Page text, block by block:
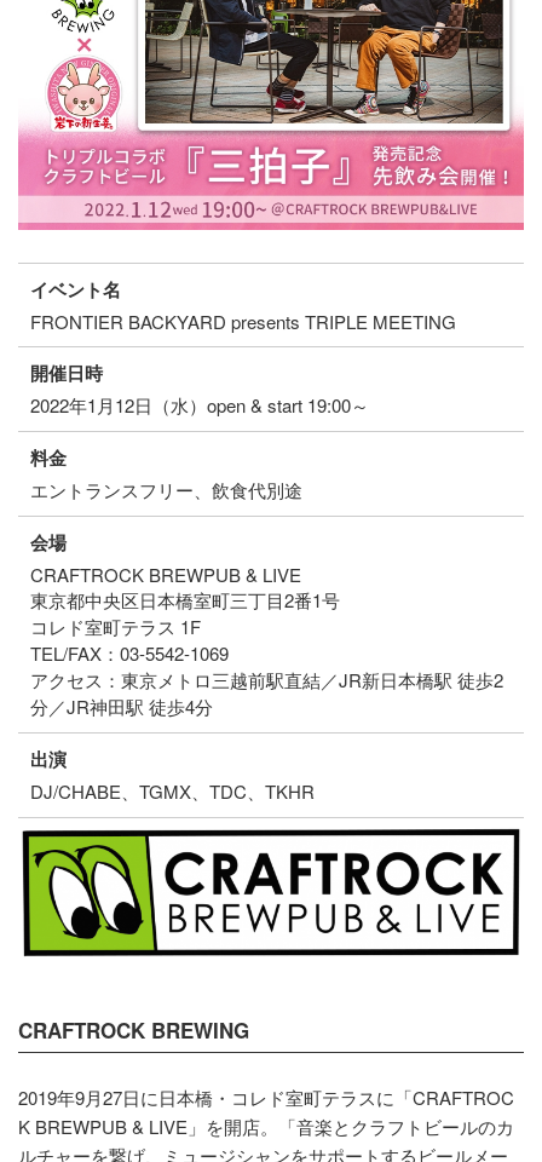
イベント名
FRONTIER BACKYARD presents TRIPLE MEETING
開催日時
2022年1月12日（水）open & start 19:00～
料金
エントランスフリー、飲食代別途
会場
CRAFTROCK BREWPUB & LIVE
東京都中央区日本橋室町三丁目2番1号
コレド室町テラス 1F
TEL/FAX：03-5542-1069
アクセス：東京メトロ三越前駅直結／JR新日本橋駅 徒歩2
分／JR神田駅 徒歩4分
出演
DJ/CHABE、TGMX、TDC、TKHR
CRAFTROCK BREWING
2019年9月27日に日本橋・コレド室町テラスに「CRAFTROC
K BREWPUB & LIVE」を開店。「音楽とクラフトビールのカ
ルチャーを繋げ、ミュージシャンをサポートするビールメー